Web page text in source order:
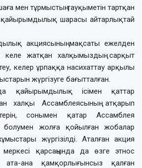
мен тұрмыстың тауқыметін тартқан
қайырымдылық шарасы айтарлықтай
акциясының мақсаты ежелден
келе жатқан халқымыздың сарқыт
келер ұрпаққа насихаттау арқылы
жүргізуге бағытталған.
қайырымдылық ісімен қаттар
халқы Ассамблеясының атқарып
сонымен қатар Ассамблея
болумен жолға қойылған жобалар
жүргізілді. Аталған акция
меркесі қарсаңында да өзге этнос
ата-ана қамқорлығынсыз қалған